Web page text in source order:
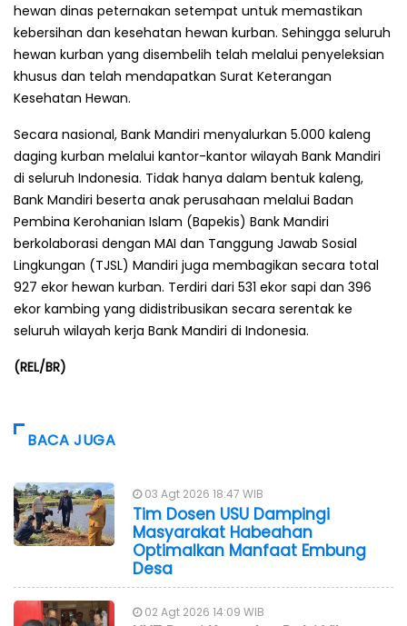
hewan dinas peternakan setempat untuk memastikan
kebersihan dan kesehatan hewan kurban. Sehingga seluruh
hewan kurban yang disembelih telah melalui penyeleksian
khusus dan telah mendapatkan Surat Keterangan
Kesehatan Hewan.
Secara nasional, Bank Mandiri menyalurkan 5.000 kaleng
daging kurban melalui kantor-kantor wilayah Bank Mandiri
di seluruh Indonesia. Tidak hanya dalam bentuk kaleng,
Bank Mandiri beserta anak perusahaan melalui Badan
Pembina Kerohanian Islam (Bapekis) Bank Mandiri
berkolaborasi dengan MAI dan Tanggung Jawab Sosial
Lingkungan (TJSL) Mandiri juga membagikan secara total
927 ekor hewan kurban. Terdiri dari 531 ekor sapi dan 396
ekor kambing yang didistribusikan secara serentak ke
seluruh wilayah kerja Bank Mandiri di Indonesia.
(REL/BR)
BACA JUGA
03 Agt 2026 18:47 WIB
Tim Dosen USU Dampingi
Masyarakat Habeahan
Optimalkan Manfaat Embung
Desa
02 Agt 2026 14:09 WIB